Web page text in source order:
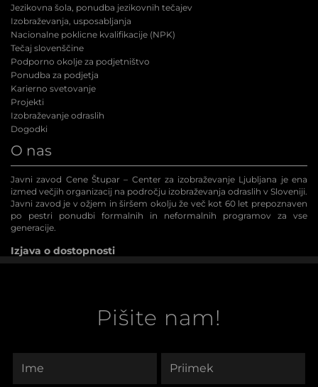
Jezikovna šola, ponudba jezikovnih tečajev
Izobraževanja, usposabljanja
Nacionalne poklicne kvalifikacije (NPK)
Tečaj slovenščine
Podporno okolje za podjetništvo
Ponudba za podjetja
Karierno svetovanje
Projekti
Izobraževanje odraslih
Dogodki
O nas
Javni zavod Cene Štupar – Center za izobraževanje Ljubljana je ena
izmed večjih organizacij na področju izobraževanja odraslih v Sloveniji.
Javni zavod je v ožjem in širšem okolju že več kot 60 let prepoznaven
po pestri ponudbi formalnih in neformalnih programov za vse
generacije.
Izjava o dostopnosti
Pišite nam!